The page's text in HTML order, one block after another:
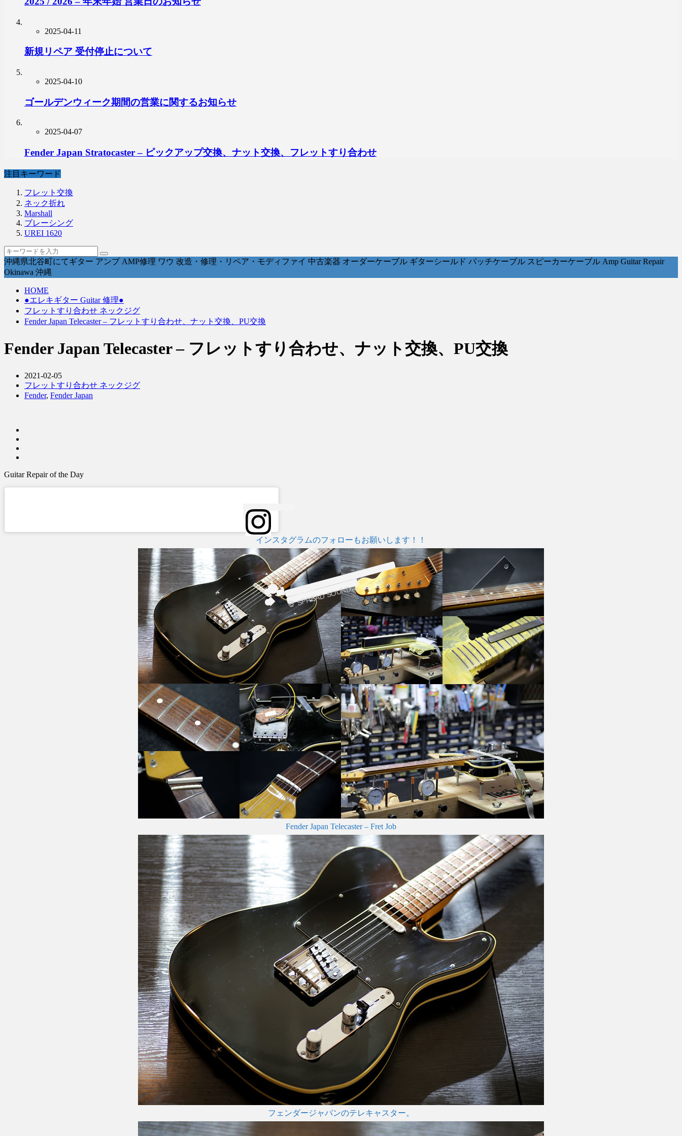
2025-04-11
新規リペア 受付停止について
2025-04-10
ゴールデンウィーク期間の営業に関するお知らせ
2025-04-07
Fender Japan Stratocaster – ピックアップ交換、ナット交換、フレットすり合わせ
注目キーワード
フレット交換
ネック折れ
Marshall
ブレーシング
UREI 1620
沖縄県北谷町にてギター アンプ AMP修理 ワウ 改造・修理・リペア・モディファイ 中古楽器 オーダーケーブル ギターシールド パッチケーブル スピーカーケーブル Amp Guitar Repair
Okinawa 沖縄
HOME
●エレキギター Guitar 修理●
フレットすり合わせ ネックジグ
Fender Japan Telecaster – フレットすり合わせ、ナット交換、PU交換
Fender Japan Telecaster – フレットすり合わせ、ナット交換、PU交換
2021-02-05
フレットすり合わせ ネックジグ
Fender, Fender Japan
Guitar Repair of the Day
この投
稿を
Instagram
で見る


S
P
R
E
A
D
S
O
U
N
D
💀(
@s
pr
e
a
ds
o
u
n
d)
が
シ
ェ
ア
し
た
投
稿
インスタグラムのフォローもお願いします！！
Fender Japan Telecaster – Fret Job
フェンダージャパンのテレキャスター。